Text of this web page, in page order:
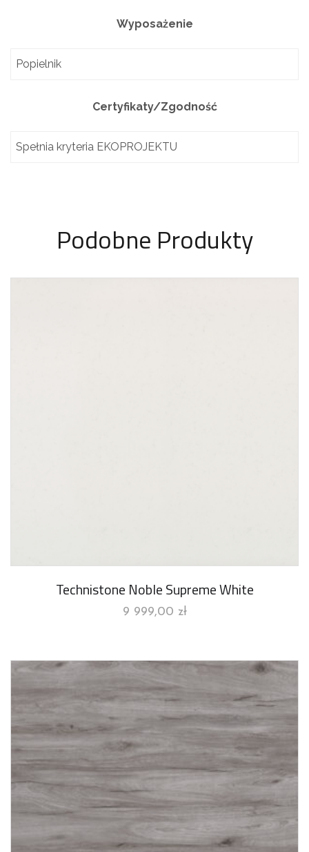
Wyposażenie
Popielnik
Certyfikaty/Zgodność
Spełnia kryteria EKOPROJEKTU
Podobne Produkty
Technistone Noble Supreme White
9 999,00 zł